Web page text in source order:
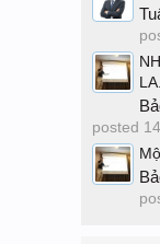
posted